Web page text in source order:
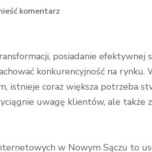
komentarz
marki
internecie:
Rola
strony
wizytówki
posiadanie
konkurencyjność na
istnieje coraz większa potrzeba
uwagę klientów, ale także
w Nowym Sączu to